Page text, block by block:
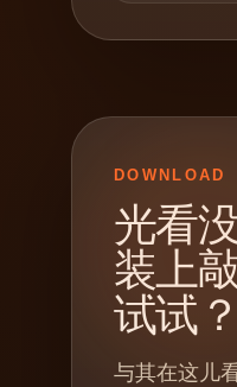
DOWNLOAD
光看
装上
试试？
与其在这儿